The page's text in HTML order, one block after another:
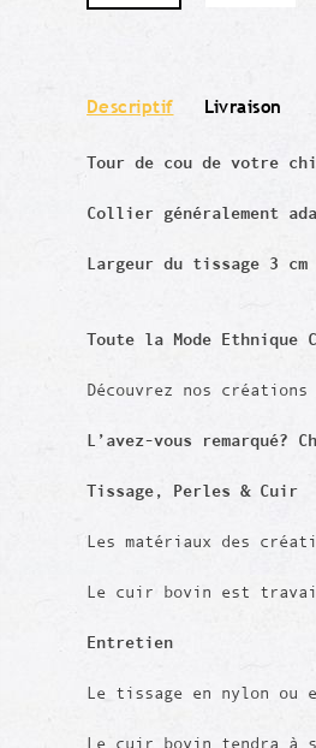
Descriptif Livraison
Tour de cou de votre
Collier généralement
Largeur du tissage 3 cm
Toute la Mode Ethnique
Découvrez nos
L’avez-vous
Tissage, Perles & Cuir
Les matériaux des
Le cuir bovin est
Entretien
Le tissage en nylon ou
Le cuir bovin tendra à